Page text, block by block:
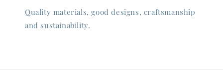
Quality materials, good designs, craftsmanship
and sustainability.